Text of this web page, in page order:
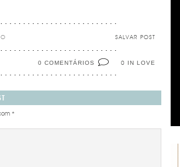
SALVAR POST
0 IN LOVE
0 COMENTÁRIOS
*